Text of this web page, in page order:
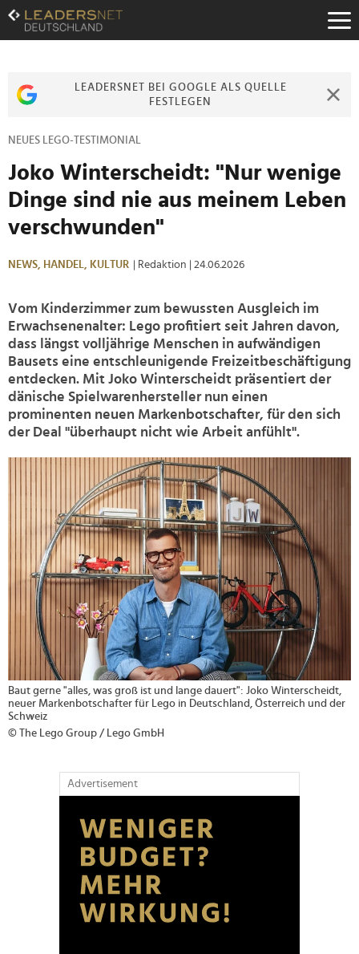
Zum
Inhalt
Zur
Zur
LEADERSNET BEI GOOGLE ALS QUELLE
FESTLEGEN
NEUES LEGO-TESTIMONIAL
Joko Winterscheidt: "Nur wenige
Dinge sind nie aus meinem Leben
verschwunden"
NEWS, HANDEL, KULTUR | Redaktion | 24.06.2026
Vom Kinderzimmer zum bewussten Ausgleich im
Erwachsenenalter: Lego profitiert seit Jahren davon,
dass längst volljährige Menschen in aufwändigen
Bausets eine entschleunigende Freizeitbeschäftigung
entdecken. Mit Joko Winterscheidt präsentiert der
dänische Spielwarenhersteller nun einen
prominenten neuen Markenbotschafter, für den sich
der Deal "überhaupt nicht wie Arbeit anfühlt".
Baut gerne "alles, was groß ist und lange dauert": Joko Winterscheidt,
neuer Markenbotschafter für Lego in Deutschland, Österreich und der
Schweiz
© The Lego Group / Lego GmbH
Advertisement